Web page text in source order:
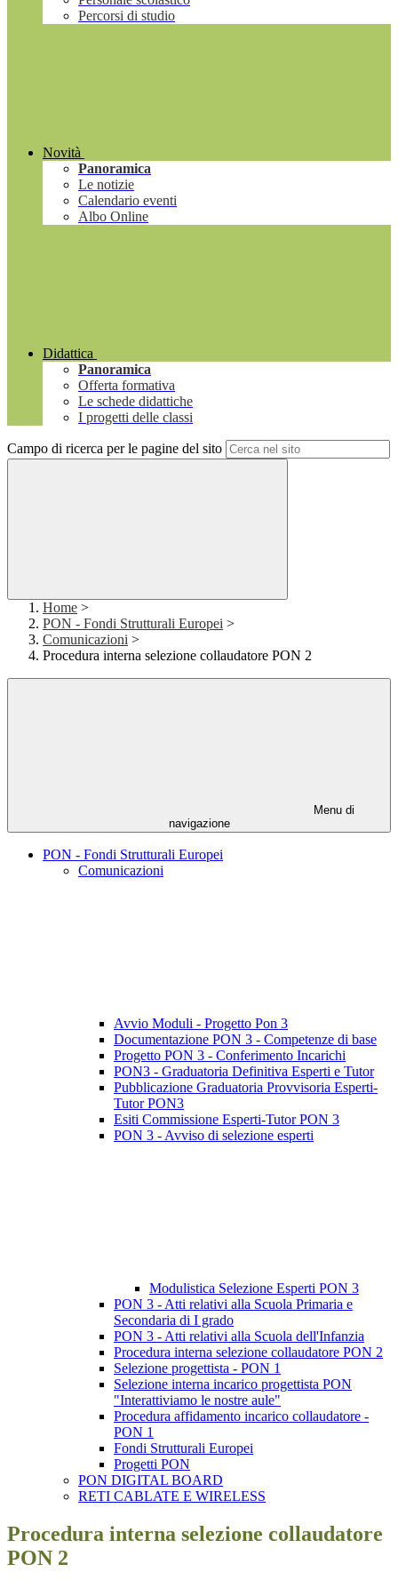
Percorsi di studio
Novità
Panoramica
Le notizie
Calendario eventi
Albo Online
Didattica
Panoramica
Offerta formativa
Le schede didattiche
I progetti delle classi
Campo di ricerca per le pagine del sito
Home >
PON - Fondi Strutturali Europei >
Comunicazioni >
Procedura interna selezione collaudatore PON 2
Menu di
navigazione
PON - Fondi Strutturali Europei
Comunicazioni
Avvio Moduli - Progetto Pon 3
Documentazione PON 3 - Competenze di base
Progetto PON 3 - Conferimento Incarichi
PON3 - Graduatoria Definitiva Esperti e Tutor
Pubblicazione Graduatoria Provvisoria Esperti-
Tutor PON3
Esiti Commissione Esperti-Tutor PON 3
PON 3 - Avviso di selezione esperti
Modulistica Selezione Esperti PON 3
PON 3 - Atti relativi alla Scuola Primaria e
Secondaria di I grado
PON 3 - Atti relativi alla Scuola dell'Infanzia
Procedura interna selezione collaudatore PON 2
Selezione progettista - PON 1
Selezione interna incarico progettista PON
"Interattiviamo le nostre aule"
Procedura affidamento incarico collaudatore -
PON 1
Fondi Strutturali Europei
Progetti PON
PON DIGITAL BOARD
RETI CABLATE E WIRELESS
Procedura interna selezione collaudatore
PON 2